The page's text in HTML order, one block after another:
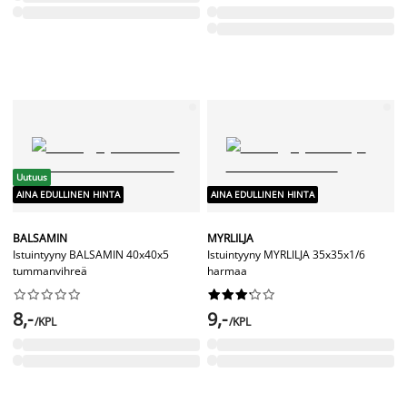
Uutuus
AINA EDULLINEN HINTA
BALSAMIN
Istuintyyny BALSAMIN 40x40x5
tummanvihreä






8,-/KPL
AINA EDULLINEN HINTA
MYRLILJA
Istuintyyny MYRLILJA 35x35x1/6
harmaa






9,-/KPL